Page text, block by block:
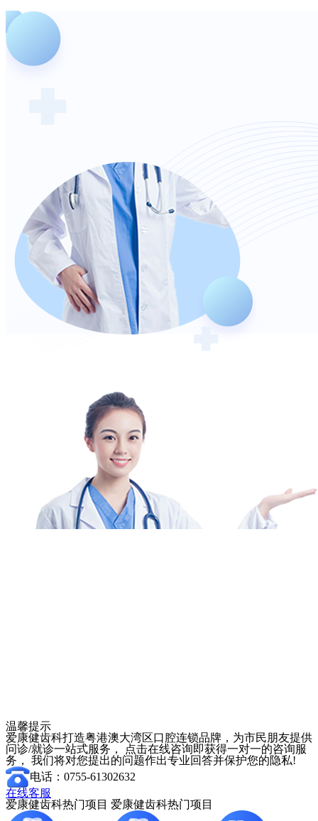
温馨提示
爱康健齿科打造粤港澳大湾区口腔连锁品牌，为市民朋友提供
问诊/就诊一站式服务， 点击在线咨询即获得一对一的咨询服
务， 我们将对您提出的问题作出专业回答并保护您的隐私!
电话：0755-61302632
在线客服
爱康健齿科热门项目 爱康健齿科热门项目